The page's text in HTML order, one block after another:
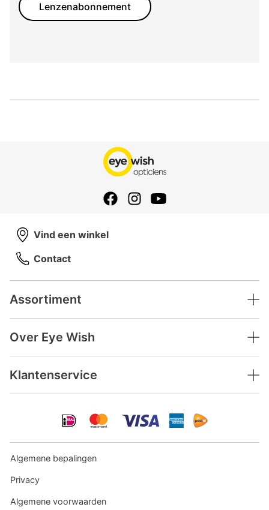
Lenzenabonnement
Assortiment
Over Eye Wish
Klantenservice
Vind een winkel
Contact
Algemene bepalingen
Privacy
Algemene voorwaarden